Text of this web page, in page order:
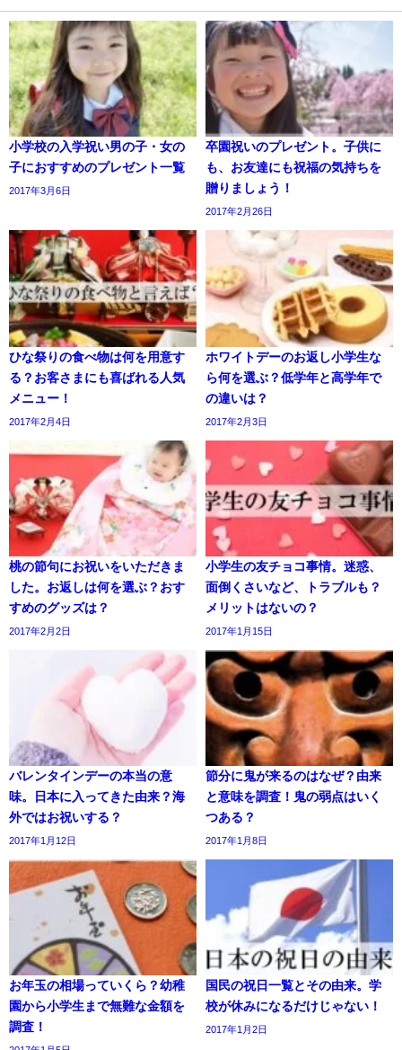
小学校の入学祝い男の子・女の
子におすすめのプレゼント一覧
2017年3月6日
卒園祝いのプレゼント。子供に
も、お友達にも祝福の気持ちを
贈りましょう！
2017年2月26日
ひな祭りの食べ物は何を用意す
る？お客さまにも喜ばれる人気
メニュー！
2017年2月4日
ホワイトデーのお返し小学生な
ら何を選ぶ？低学年と高学年で
の違いは？
2017年2月3日
桃の節句にお祝いをいただきま
した。お返しは何を選ぶ？おす
すめのグッズは？
2017年2月2日
小学生の友チョコ事情。迷惑、
面倒くさいなど、トラブルも？
メリットはないの？
2017年1月15日
バレンタインデーの本当の意
味。日本に入ってきた由来？海
外ではお祝いする？
2017年1月12日
節分に鬼が来るのはなぜ？由来
と意味を調査！鬼の弱点はいく
つある？
2017年1月8日
お年玉の相場っていくら？幼稚
園から小学生まで無難な金額を
調査！
国民の祝日一覧とその由来。学
校が休みになるだけじゃない！
2017年1月2日